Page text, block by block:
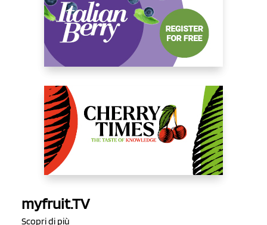
myfruit.TV
Scopri di più